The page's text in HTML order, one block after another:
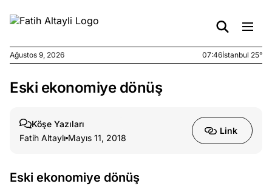
Ağustos
kirli
Ağustos 9, 2026 07:46İstanbul 25°
Eski ekonomiye dönüş
Köşe Yazıları
Fatih Altaylı Mayıs 11, 2018
Link
Eski ekonomiye dönüş